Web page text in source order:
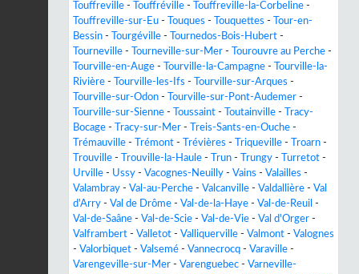
Touffreville - Touffréville - Touffreville-la-Corbeline -
Touffreville-sur-Eu - Touques - Touquettes -
Tour-en-
Bessin - Tourgéville - Tournedos-Bois-Hubert -
Tourneville - Tourneville-sur-Mer - Tourouvre au Perche -
Tourville-en-Auge - Tourville-la-Campagne -
Tourville-la-
Rivière - Tourville-les-Ifs - Tourville-sur-Arques -
Tourville-sur-Odon - Tourville-sur-Pont-Audemer -
Tourville-sur-Sienne - Toussaint - Toutainville -
Tracy-
Bocage - Tracy-sur-Mer - Treis-Sants-en-Ouche -
Trémauville - Trémont - Trévières - Triqueville - Troarn -
Trouville - Trouville-la-Haule - Trun - Trungy - Turretot -
Urville - Ussy - Vacognes-Neuilly - Vains - Valailles -
Valambray - Val-au-Perche - Valcanville - Valdallière - Val
d'Arry - Val de Drôme - Val-de-la-Haye - Val-de-Reuil -
Val-de-Saâne - Val-de-Scie - Val-de-Vie - Val d'Orger -
Valframbert - Valletot - Valliquerville - Valmont - Valognes
- Valorbiquet - Valsemé - Vannecrocq - Varaville -
Varengeville-sur-Mer - Varenguebec - Varneville-